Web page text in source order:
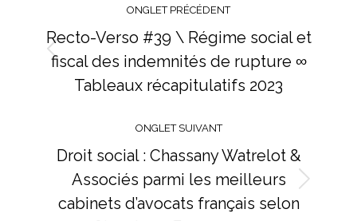
commentaire
ONGLET PRÉCÉDENT
Onglet
précédent
Recto-Verso #39 \ Régime social et
fiscal des indemnités de rupture ∞
Tableaux récapitulatifs 2023
ONGLET SUIVANT
Onglet
suivant
Droit social : Chassany Watrelot &
Associés parmi les meilleurs
cabinets d’avocats français selon